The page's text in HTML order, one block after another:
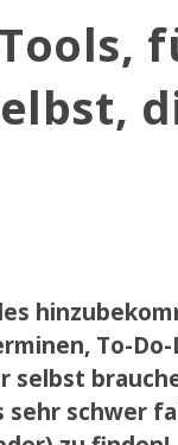
To-
selbst
schwer